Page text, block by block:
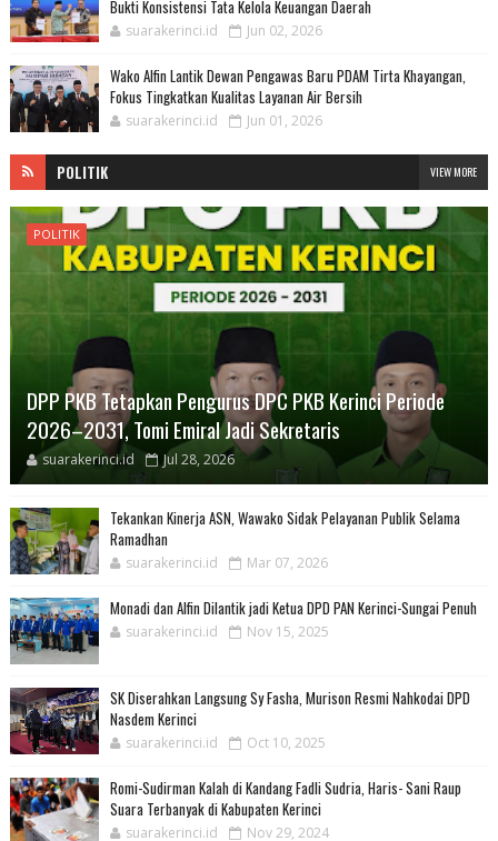
Bukti Konsistensi Tata Kelola Keuangan Daerah
suarakerinci.id Jun 02, 2026
Wako Alfin Lantik Dewan Pengawas Baru PDAM Tirta Khayangan,
Fokus Tingkatkan Kualitas Layanan Air Bersih
suarakerinci.id Jun 01, 2026
POLITIK VIEW MORE
POLITIK
DPP PKB Tetapkan Pengurus DPC PKB Kerinci Periode
2026–2031, Tomi Emiral Jadi Sekretaris
suarakerinci.id Jul 28, 2026
Tekankan Kinerja ASN, Wawako Sidak Pelayanan Publik Selama
Ramadhan
suarakerinci.id Mar 07, 2026
Monadi dan Alfin Dilantik jadi Ketua DPD PAN Kerinci-Sungai Penuh
suarakerinci.id Nov 15, 2025
SK Diserahkan Langsung Sy Fasha, Murison Resmi Nahkodai DPD
Nasdem Kerinci
suarakerinci.id Oct 10, 2025
Romi-Sudirman Kalah di Kandang Fadli Sudria, Haris- Sani Raup
Suara Terbanyak di Kabupaten Kerinci
suarakerinci.id Nov 29, 2024